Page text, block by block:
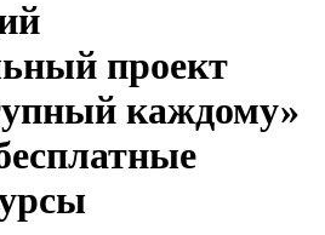
проект
каждому»